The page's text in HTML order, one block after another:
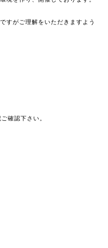
すがご理解をいただきますよう
確認下さい。